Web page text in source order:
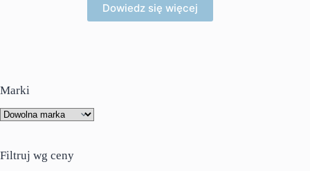
Dowiedz się więcej
Marki
Filtruj wg ceny